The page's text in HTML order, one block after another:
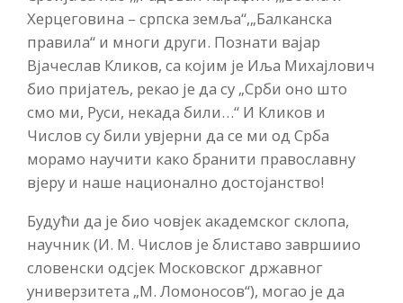
Херцеговина – српска земља“,„Балканска
правила“ и многи други. Познати вајар
Вјачеслав Кликов, са којим је Иља Михајлович
био пријатељ, рекао је да су „Срби оно што
смо ми, Руси, некада били…“ И Кликов и
Числов су били увјерни да се ми од Срба
морамо научити како бранити православну
вјеру и наше национално достојанство!
Будући да је био човјек академског склопа,
научник (И. М. Числов је блиставо завршиио
словенски одсјек Московског државног
универзитета „М. Ломоносов“), могао је да